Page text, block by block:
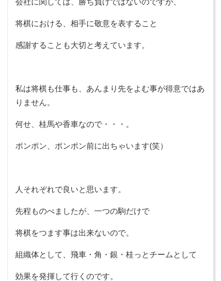
会社に関しては、勝ち負けではないのですが、
将棋における、相手に敬意を表すること
感謝することも大切と考えています。
私は将棋も仕事も、あんまり先をよむ事が得意ではあ
りません。
何せ、桂馬や香車なので・・・。
ポンポン、ポンポン前に出ちゃいます(笑）
人それぞれで良いと思います。
先程ものべましたが、一つの駒だけで
将棋をつます事は出来ないので。
組織体として、飛車・角・銀・桂っとチームとして
効果を発揮して行くのです。